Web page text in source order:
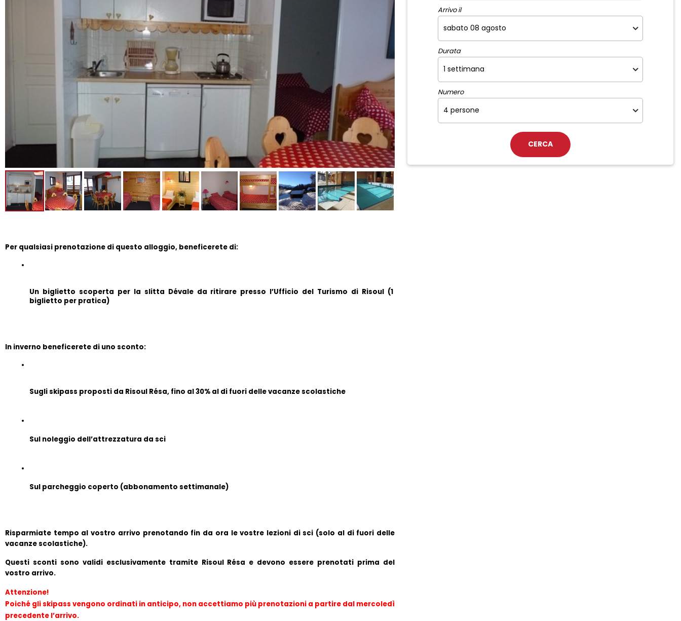
Arrivo il
Durata
Numero
Per qualsiasi prenotazione di questo alloggio, beneficerete di:
Un biglietto scoperta per la slitta Dévale da ritirare presso l’Ufficio del Turismo di Risoul (1
biglietto per pratica)
In inverno beneficerete di uno sconto:
Sugli skipass proposti da Risoul Résa, fino al 30% al di fuori delle vacanze scolastiche
Sul noleggio dell’attrezzatura da sci
Sul parcheggio coperto (abbonamento settimanale)
Risparmiate tempo al vostro arrivo prenotando fin da ora le vostre lezioni di sci (solo al di fuori delle
vacanze scolastiche).
Questi sconti sono validi esclusivamente tramite Risoul Résa e devono essere prenotati prima del
vostro arrivo.
Attenzione!
Poiché gli skipass vengono ordinati in anticipo, non accettiamo più prenotazioni a partire dal mercoledì
precedente l’arrivo.